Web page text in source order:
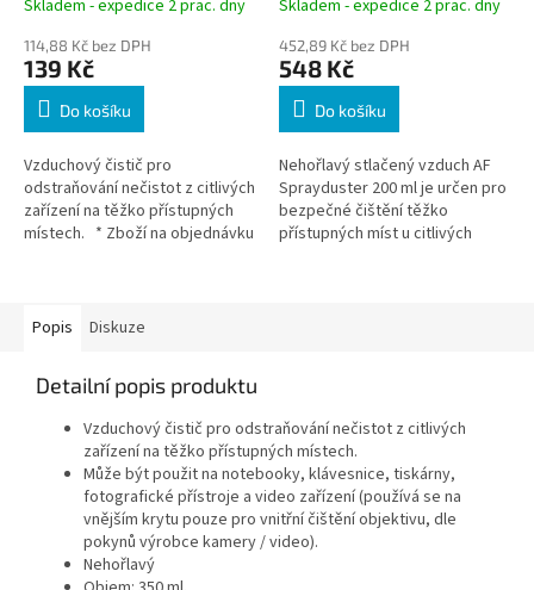
200 ml, hořlavý
Skladem - expedice 2 prac. dny
114,88 Kč bez DPH
139 Kč
Do košíku
Vzduchový čistič pro
odstraňování nečistot z citlivých
zařízení na těžko přístupných
místech. * Zboží na objednávku
Skladem - expedice 2 prac. dny
452,89 Kč bez DPH
548 Kč
Do košíku
Nehořlavý stlačený vzduch AF
Sprayduster 200 ml je určen pro
bezpečné čištění těžko
přístupných míst u citlivých
Popis Diskuze
Detailní popis produktu
Vzduchový čistič pro odstraňování nečistot z citlivých
zařízení na těžko přístupných místech.
Může být použit na notebooky, klávesnice, tiskárny,
fotografické přístroje a video zařízení (používá se na
vnějším krytu pouze pro vnitřní čištění objektivu, dle
pokynů výrobce kamery / video).
Nehořlavý